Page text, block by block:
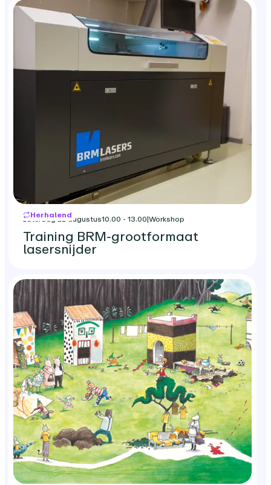
Herhalend
zaterdag 22 augustus10.00 - 13.00|Workshop
Training BRM-grootformaat
lasersnijder